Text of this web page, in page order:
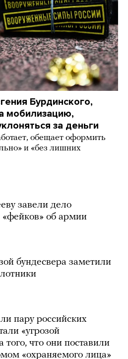
Бурдинского,
мобилизацию,
за деньги
обещает оформить
и «без лишних
завели дело
«фейков» об армии
бундесвера заметили
пару российских
«угрозой
того, что они поставили
«охраняемого лица»